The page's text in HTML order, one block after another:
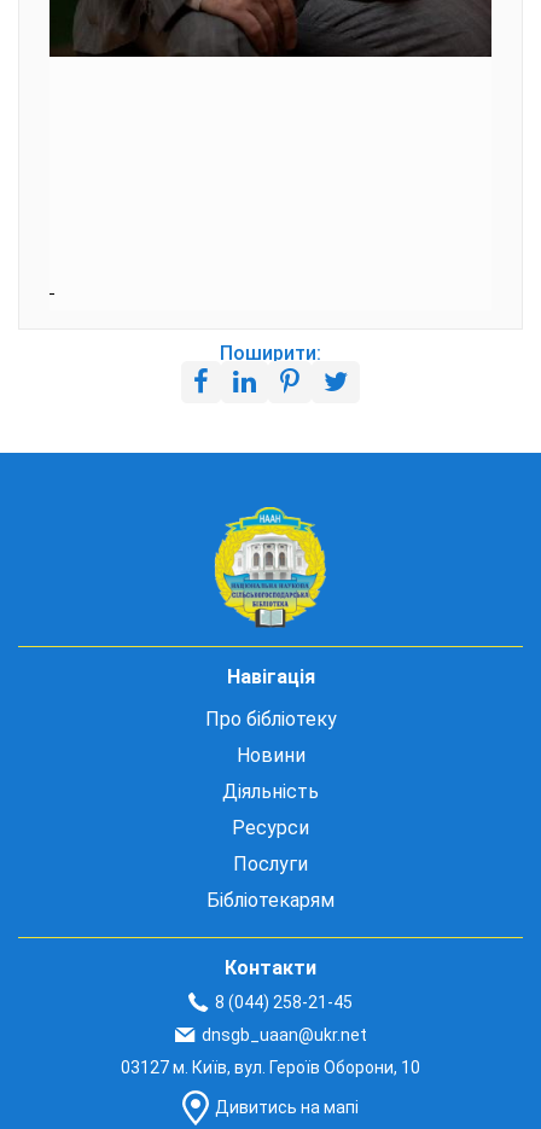
Поширити:
Навігація
Про бібліотеку
Новини
Діяльність
Ресурси
Послуги
Бібліотекарям
Контакти
8 (044) 258-21-45
dnsgb_uaan@ukr.net
03127 м. Київ, вул. Героїв Оборони, 10
Дивитись на мапі